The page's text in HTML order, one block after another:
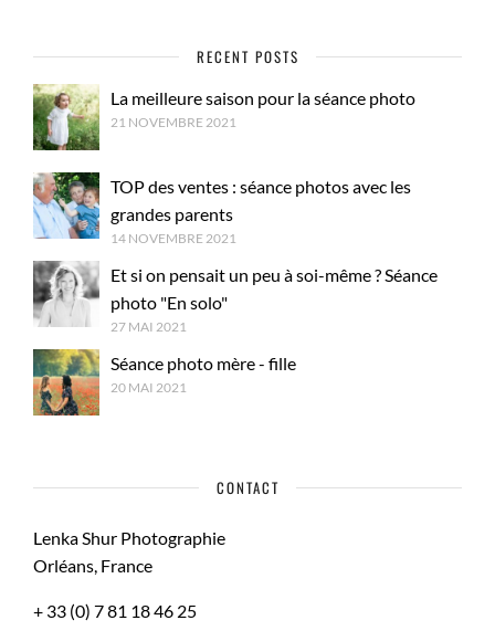
RECENT POSTS
La meilleure saison pour la séance photo
21 NOVEMBRE 2021
TOP des ventes : séance photos avec les
grandes parents
14 NOVEMBRE 2021
Et si on pensait un peu à soi-même ? Séance
photo "En solo"
27 MAI 2021
Séance photo mère - fille
20 MAI 2021
CONTACT
Lenka Shur Photographie
Orléans, France
+ 33 (0) 7 81 18 46 25